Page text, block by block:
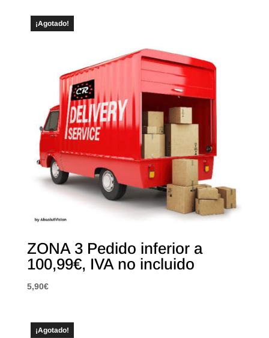
¡Agotado!
ZONA 3 Pedido inferior a
100,99€, IVA no incluido
5,90€
¡Agotado!